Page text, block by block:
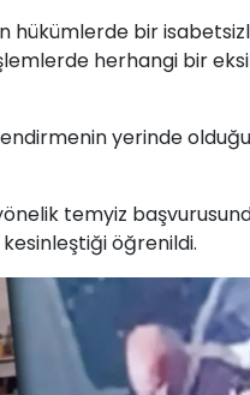
hükümlerde bir
herhangi bir
yerinde
temyiz
öğrenildi.